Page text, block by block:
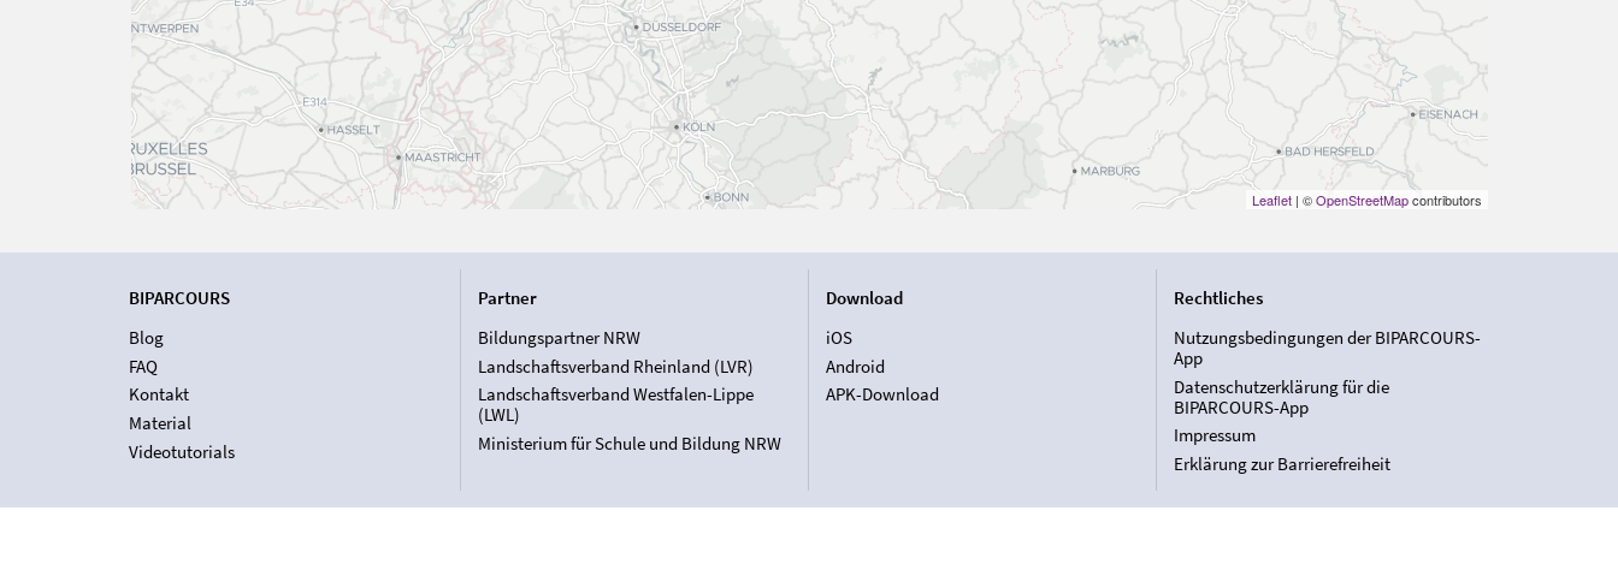
Leaflet| ©OpenStreetMapcontributors
BIPARCOURS
Blog
FAQ
Kontakt
Material
Videotutorials
Partner
Bildungspartner NRW
Landschaftsverband Rheinland (LVR)
Landschaftsverband Westfalen-Lippe
(LWL)
Ministerium für Schule und Bildung NRW
Download
iOS
Android
APK-Download
Rechtliches
Nutzungsbedingungen der BIPARCOURS-
App
Datenschutzerklärung für die
BIPARCOURS-App
Impressum
Erklärung zur Barrierefreiheit